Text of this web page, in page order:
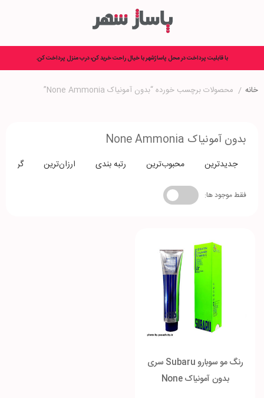
با قابلیت پرداخت در محل پاساژشهر با خیال راحت خرید کن، درب منزل پرداخت کن.
خانه / محصولات برچسب خورده “بدون آمونیاک None Ammonia”
بدون آمونیاک None Ammonia
جدیدترین محبوب‌ترین رتبه بندی ارزان‌ترین
فقط موجود ها:
رنگ مو سوبارو Subaru سری
بدون آمونیاک None